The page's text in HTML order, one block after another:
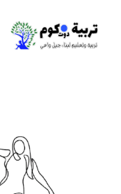
المحتوى